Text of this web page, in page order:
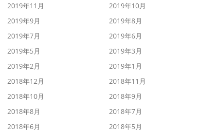
2019年11月
2019年10月
2019年9月
2019年8月
2019年7月
2019年6月
2019年5月
2019年3月
2019年2月
2019年1月
2018年12月
2018年11月
2018年10月
2018年9月
2018年8月
2018年7月
2018年6月
2018年5月